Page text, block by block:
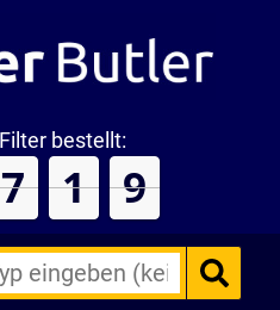
bestellt:
7 2 0